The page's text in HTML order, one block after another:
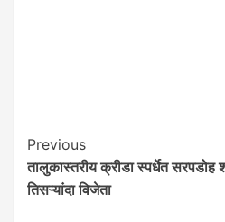
Post
Navigation
Previous
तालुकास्तरीय क्रीडा स्पर्धेत
तिसऱ्यांदा विजेता